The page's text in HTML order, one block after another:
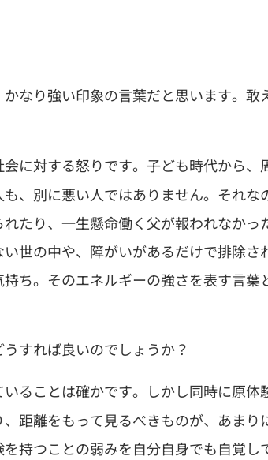
なり強い印象の言葉だと思います。敢
に対する怒りです。子ども時代から、
、別に悪い人ではありません。それな
たり、一生懸命働く父が報われなかっ
世の中や、障がいがあるだけで排除さ
ち。そのエネルギーの強さを表す言葉
すれば良いのでしょうか？
ることは確かです。しかし同時に原体
距離をもって見るべきものが、あまり
持つことの弱みを自分自身でも自覚し